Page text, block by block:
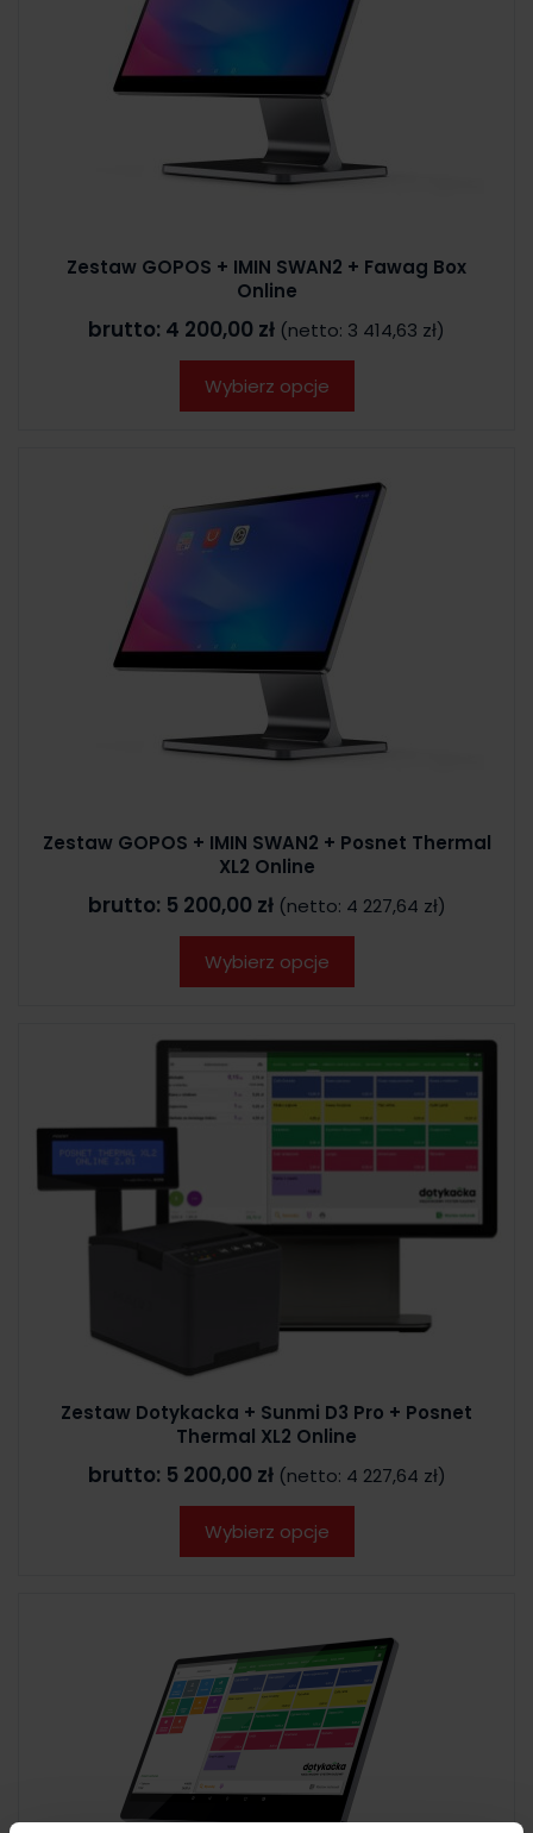
Zestaw GOPOS + IMIN SWAN2 + Fawag Box
Online
brutto: 4 200,00 zł (netto: 3 414,63 zł)
Wybierz opcje
Zestaw GOPOS + IMIN SWAN2 + Posnet Thermal
XL2 Online
brutto: 5 200,00 zł (netto: 4 227,64 zł)
Wybierz opcje
Zestaw Dotykacka + Sunmi D3 Pro + Posnet
Thermal XL2 Online
brutto: 5 200,00 zł (netto: 4 227,64 zł)
Wybierz opcje